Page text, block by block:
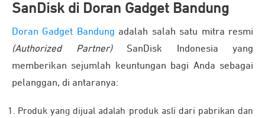
SanDisk di Doran Gadget Bandung
Doran Gadget Bandung adalah salah satu mitra resmi
(Authorized Partner)SanDisk Indonesia yang
memberikan sejumlah keuntungan bagi Anda sebagai
pelanggan, di antaranya:
Produk yang dijual adalah produk asli dari pabrikan dan